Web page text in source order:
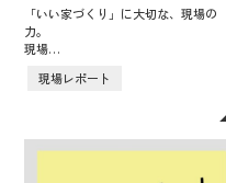
「いい家づくり」に大切な、現場の
力。
現場…
現場レポート